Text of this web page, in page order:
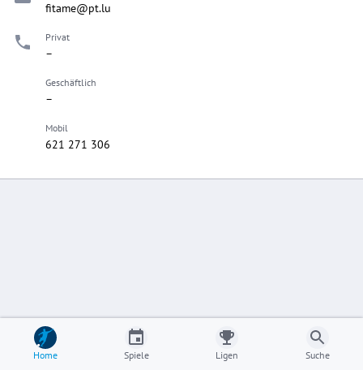
fitame@pt.lu
Privat
–
Geschäftlich
–
Mobil
621 271 306
Home Spiele Ligen Suche